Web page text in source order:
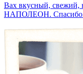
Вах вкусный, свежий,
НАПОЛЕОН.